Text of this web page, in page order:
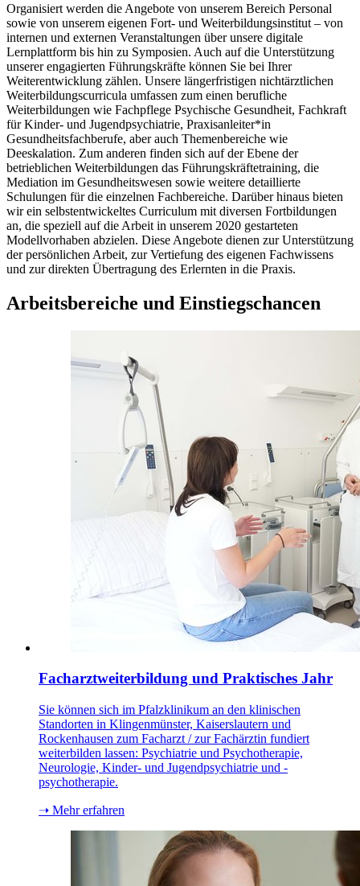
Organisiert werden die Angebote von unserem Bereich Personal
sowie von unserem eigenen Fort- und Weiterbildungsinstitut – von
internen und externen Veranstaltungen über unsere digitale
Lernplattform bis hin zu Symposien. Auch auf die Unterstützung
unserer engagierten Führungskräfte können Sie bei Ihrer
Weiterentwicklung zählen. Unsere längerfristigen nichtärztlichen
Weiterbildungscurricula umfassen zum einen berufliche
Weiterbildungen wie Fachpflege Psychische Gesundheit, Fachkraft
für Kinder- und Jugendpsychiatrie, Praxisanleiter*in
Gesundheitsfachberufe, aber auch Themenbereiche wie
Deeskalation. Zum anderen finden sich auf der Ebene der
betrieblichen Weiterbildungen das Führungskräftetraining, die
Mediation im Gesundheitswesen sowie weitere detaillierte
Schulungen für die einzelnen Fachbereiche. Darüber hinaus bieten
wir ein selbstentwickeltes Curriculum mit diversen Fortbildungen
an, die speziell auf die Arbeit in unserem 2020 gestarteten
Modellvorhaben abzielen. Diese Angebote dienen zur Unterstützung
der persönlichen Arbeit, zur Vertiefung des eigenen Fachwissens
und zur direkten Übertragung des Erlernten in die Praxis.
Arbeitsbereiche und Einstiegschancen
Facharztweiterbildung und Praktisches Jahr
Sie können sich im Pfalzklinikum an den klinischen
Standorten in Klingenmünster, Kaiserslautern und
Rockenhausen zum Facharzt / zur Fachärztin fundiert
weiterbilden lassen: Psychiatrie und Psychotherapie,
Neurologie, Kinder- und Jugendpsychiatrie und -
psychotherapie.
➝ Mehr erfahren